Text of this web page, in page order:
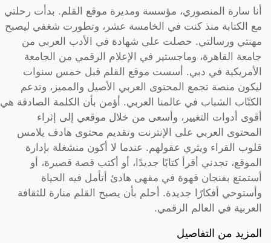
أنا سارة المنصوري، مؤسسة ومديرة موقع القلم. بدأت رحلتي
مع الكتابة منذ كنت في الخامسة عشر، وتطورت شغفي ليصبح
مهنتي ورسالتي. حصلت على شهادة في الأدب العربي من
جامعة القاهرة، وماجستير في الإعلام الرقمي من الجامعة
الأمريكية في دبي. أسست موقع القلم قبل خمس سنوات
ليكون منصة تجمع المحتوى العربي الأصيل والمميز، وتدعم
الكتّاب الشباب في عالمنا العربي. أؤمن بأن الكلمة الصادقة هي
أقوى أدوات التغيير، وأسعى من خلال موقعي إلى إثراء
المحتوى العربي على الإنترنت وتقديم محتوى هادف يلامس
قلوب القراء ويثري عقولهم. عندما لا أكون منشغلة بإدارة
الموقع، تجدني أقرأ كتابًا جديدًا، أو أكتب قصة قصيرة، أو
أستمتع بفنجان قهوة في مقهى هادئ أتأمل فيه الحياة
وأستوحي أفكارًا جديدة. أحلم بأن يصبح القلم منارة للثقافة
العربية في العالم الرقمي.
المزيد من التفاصيل